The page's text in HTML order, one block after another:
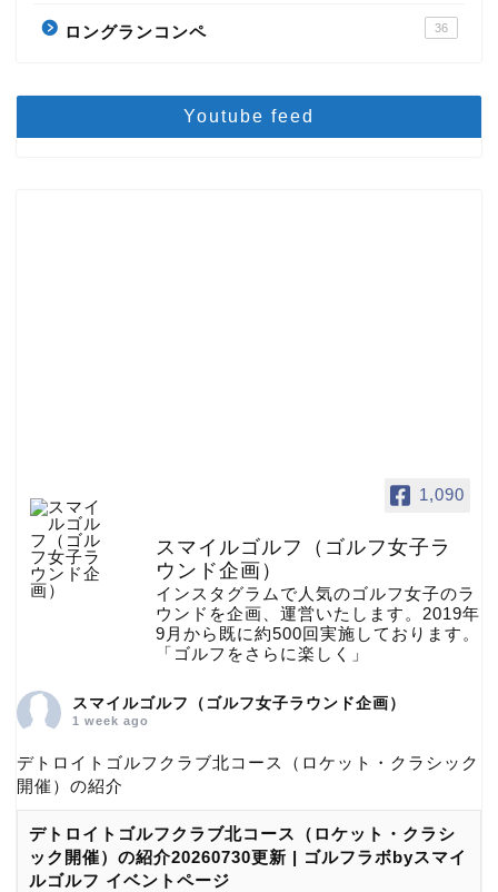
ロングランコンペ 36
Youtube feed
1,090
スマイルゴルフ（ゴルフ女子ラ
ウンド企画）
インスタグラムで人気のゴルフ女子のラ
ウンドを企画、運営いたします。2019年
9月から既に約500回実施しております。
「ゴルフをさらに楽しく」
スマイルゴルフ（ゴルフ女子ラウンド企画）
1 week ago
デトロイトゴルフクラブ北コース（ロケット・クラシック
開催）の紹介
デトロイトゴルフクラブ北コース（ロケット・クラシ
ック開催）の紹介20260730更新 | ゴルフラボbyスマイ
ルゴルフ イベントページ